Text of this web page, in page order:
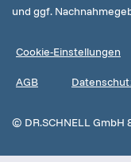
und ggf.
Cookie-Einstellungen
AGB
© DR.SCHNELL GmbH